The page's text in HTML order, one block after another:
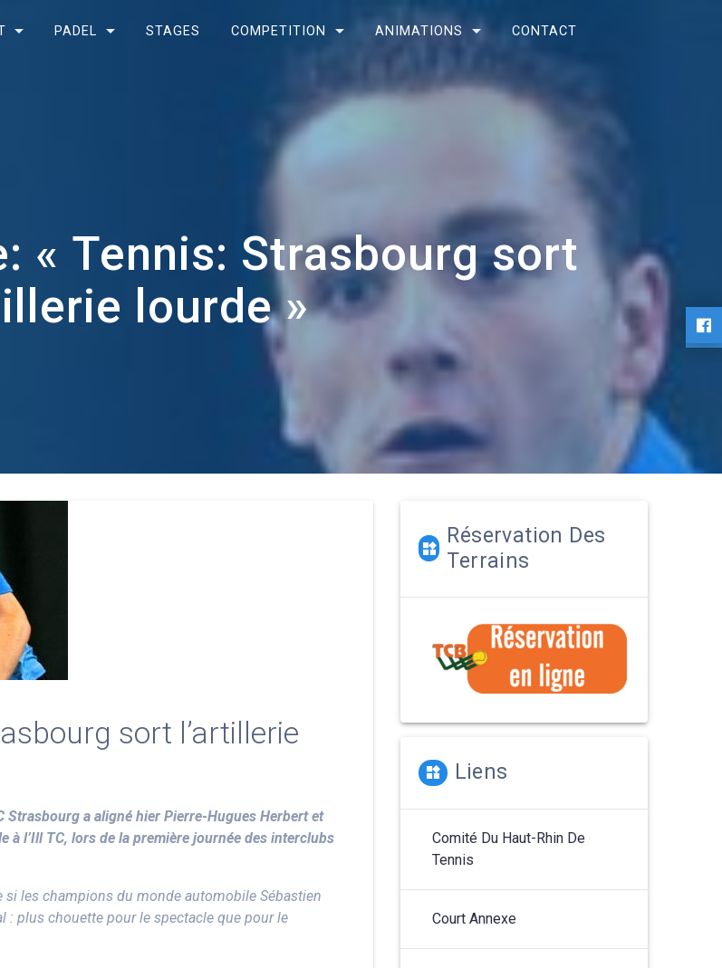
PADEL STAGES COMPETITION ANIMATIONS CONTACT
« Tennis: Strasbourg sort
lourde »
sort l’artillerie
Strasbourg a aligné hier Pierre-Hugues Herbert et
à l’Ill TC, lors de la première journée des interclubs
si les champions du monde automobile Sébastien
: plus chouette pour le spectacle que pour le
Réservation Des
Terrains
Liens
Comité Du Haut-Rhin De
Tennis
Court Annexe